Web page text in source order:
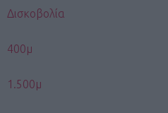
Δισκοβολία
400μ
1.500μ